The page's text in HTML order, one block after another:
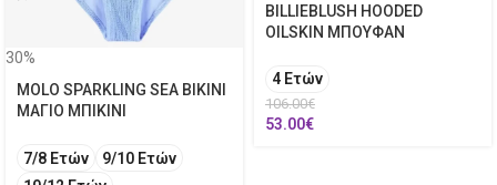
30%
MOLO SPARKLING SEA BIKINI
ΜΑΓΙΟ ΜΠΙΚΙΝΙ
7/8 Ετών
9/10 Ετών
BILLIEBLUSH HOODED
OILSKIN ΜΠΟΥΦΑΝ
4 Ετών
106.00€
53.00€